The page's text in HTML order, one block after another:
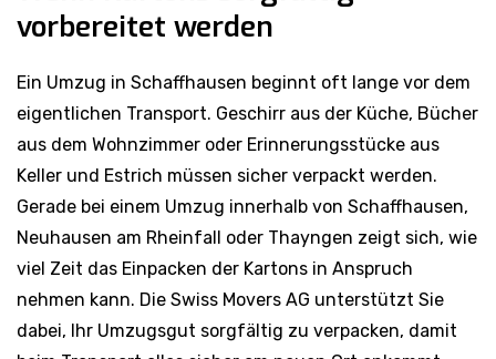
vorbereitet werden
eigentlichen Transport. Geschirr aus der Küche, Bücher
aus dem Wohnzimmer oder Erinnerungsstücke aus
Keller und Estrich müssen sicher verpackt werden.
Gerade bei einem Umzug innerhalb von Schaffhausen,
Neuhausen am Rheinfall oder Thayngen zeigt sich, wie
viel Zeit das Einpacken der Kartons in Anspruch
nehmen kann. Die Swiss Movers AG unterstützt Sie
dabei, Ihr Umzugsgut sorgfältig zu verpacken, damit
beim Transport alles sicher am neuen Ort ankommt.